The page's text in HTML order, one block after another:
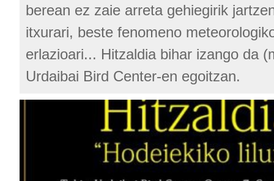
berean ez zaie arreta gehiegirik
itxurari, beste fenomeno
erlazioari... Hitzaldia bihar izango da
Urdaibai Bird Center-en egoitzan.